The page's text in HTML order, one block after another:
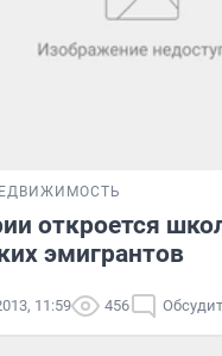
откроется
эмигрантов
11:59 456